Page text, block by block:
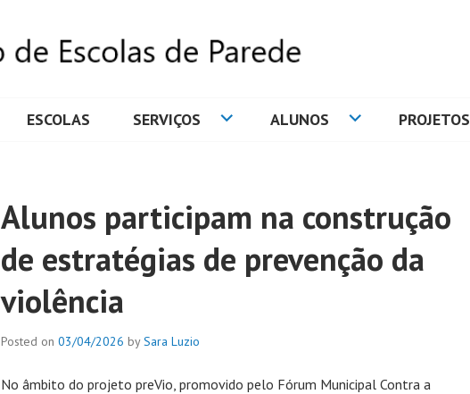
ESCOLAS SERVIÇOS ALUNOS PROJETOS
Alunos participam na construção
de estratégias de prevenção da
violência
Posted on 03/04/2026 bySara Luzio
No âmbito do projeto preVio, promovido pelo Fórum Municipal Contra a